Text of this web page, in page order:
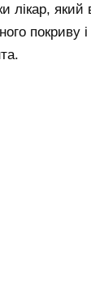
лікар, який
покриву